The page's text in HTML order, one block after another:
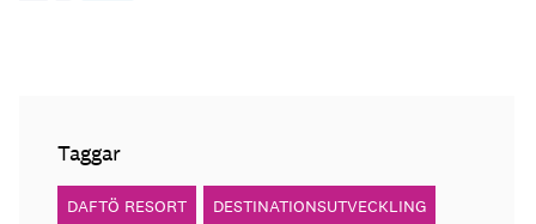
Taggar
DAFTÖ RESORT DESTINATIONSUTVECKLING